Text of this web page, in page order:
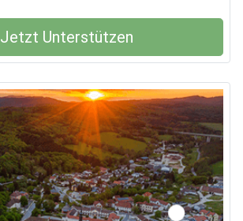
Jetzt Unterstützen